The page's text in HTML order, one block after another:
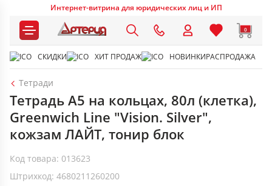
Интернет-витрина для юридических лиц и ИП
0
СКИДКИ ХИТ ПРОДАЖ НОВИНКИРАСПРОДАЖА
Тетради
Тетрадь А5 на кольцах, 80л (клетка),
Greenwich Line "Vision. Silver",
кожзам ЛАЙТ, тонир блок
Код товара: 013623
Штрихкод: 4680211260200